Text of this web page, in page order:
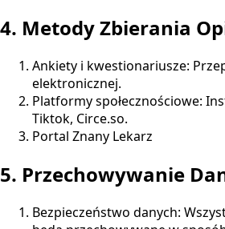
4. Metody Zbierania
Ankiety i kwestionariusze:
elektronicznej.
Platformy społecznościowe:
Tiktok, Circe.so.
Portal Znany Lekarz
5. Przechowywanie
Bezpieczeństwo danych: